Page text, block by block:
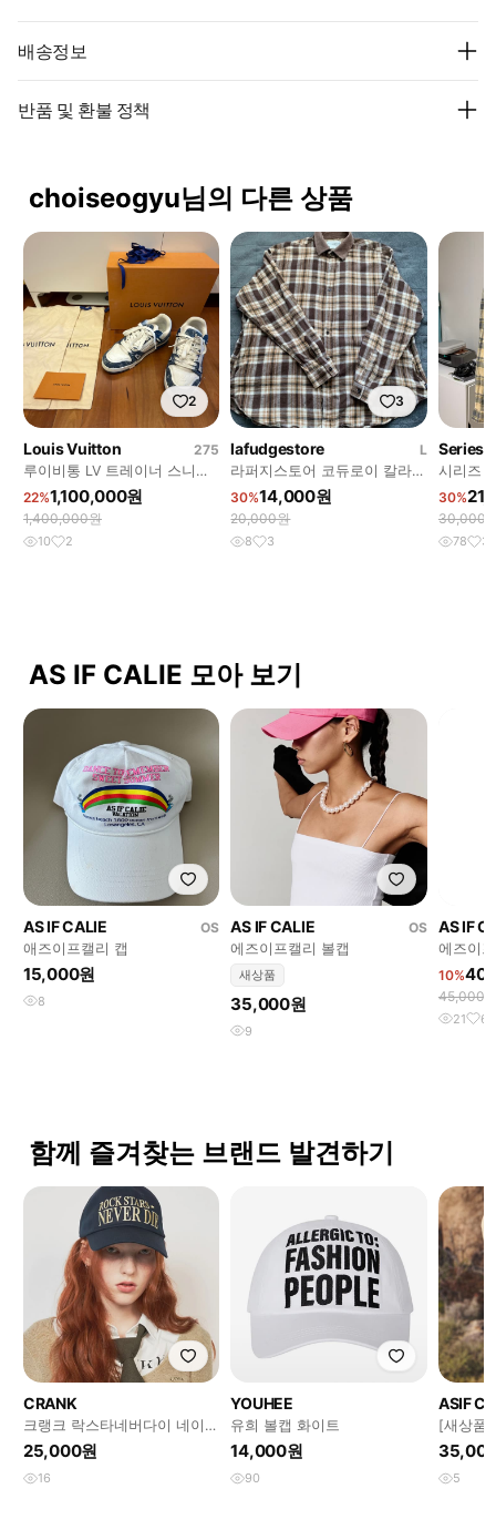
배송정보
반품 및 환불 정책
choiseogyu님의 다른 상품
2
Louis Vuitton
275
루이비통 LV 트레이너 스니커
즈 모노그램 데님 블루
22%1,100,000원
1,400,000원
10 2
3
lafudgestore
L
라퍼지스토어 코듀로이 칼라
빅 오버 체 크 셔츠자켓L
30%14,000원
20,000원
8 3
Series
시리즈
30%
30,000
78 3
AS IF CALIE 모아 보기
AS IF CALIE
OS
애즈이프캘리 캡
15,000원
8
AS IF CALIE
OS
에즈이프캘리 볼캡
새상품
35,000원
9
AS IF
에즈이
mesh
10%
45,000
21 6
함께 즐겨찾는 브랜드 발견하기
CRANK
크랭크 락스타네버다이 네이비
캡모자 볼캡 빈티지 단종
25,000원
16
YOUHEE
유희 볼캡 화이트
14,000원
90
ASIF
[새상품]
5